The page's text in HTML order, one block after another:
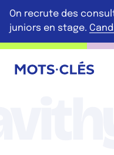
Aller au contenu
On recrute des
juniors en stage.
Retour à l'accueil